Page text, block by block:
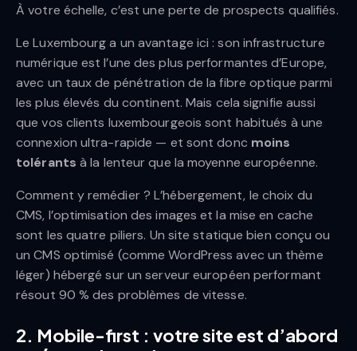
À votre échelle, c’est une perte de prospects qualifiés.
Le Luxembourg a un avantage ici : son infrastructure
numérique est l’une des plus performantes d’Europe,
avec un taux de pénétration de la fibre optique parmi
les plus élevés du continent. Mais cela signifie aussi
que vos clients luxembourgeois sont habitués à une
connexion ultra-rapide — et sont donc moins
tolérants à la lenteur que la moyenne européenne.
Comment y remédier ? L’hébergement, le choix du
CMS, l’optimisation des images et la mise en cache
sont les quatre piliers. Un site statique bien conçu ou
un CMS optimisé (comme WordPress avec un thème
léger) hébergé sur un serveur européen performant
résout 90 % des problèmes de vitesse.
2. Mobile-first : votre site est d’abord